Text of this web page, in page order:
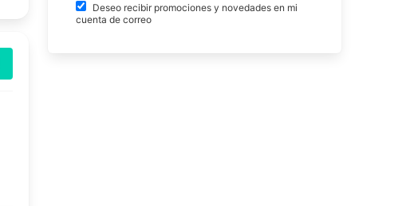
Deseo recibir promociones y novedades en mi
cuenta de correo